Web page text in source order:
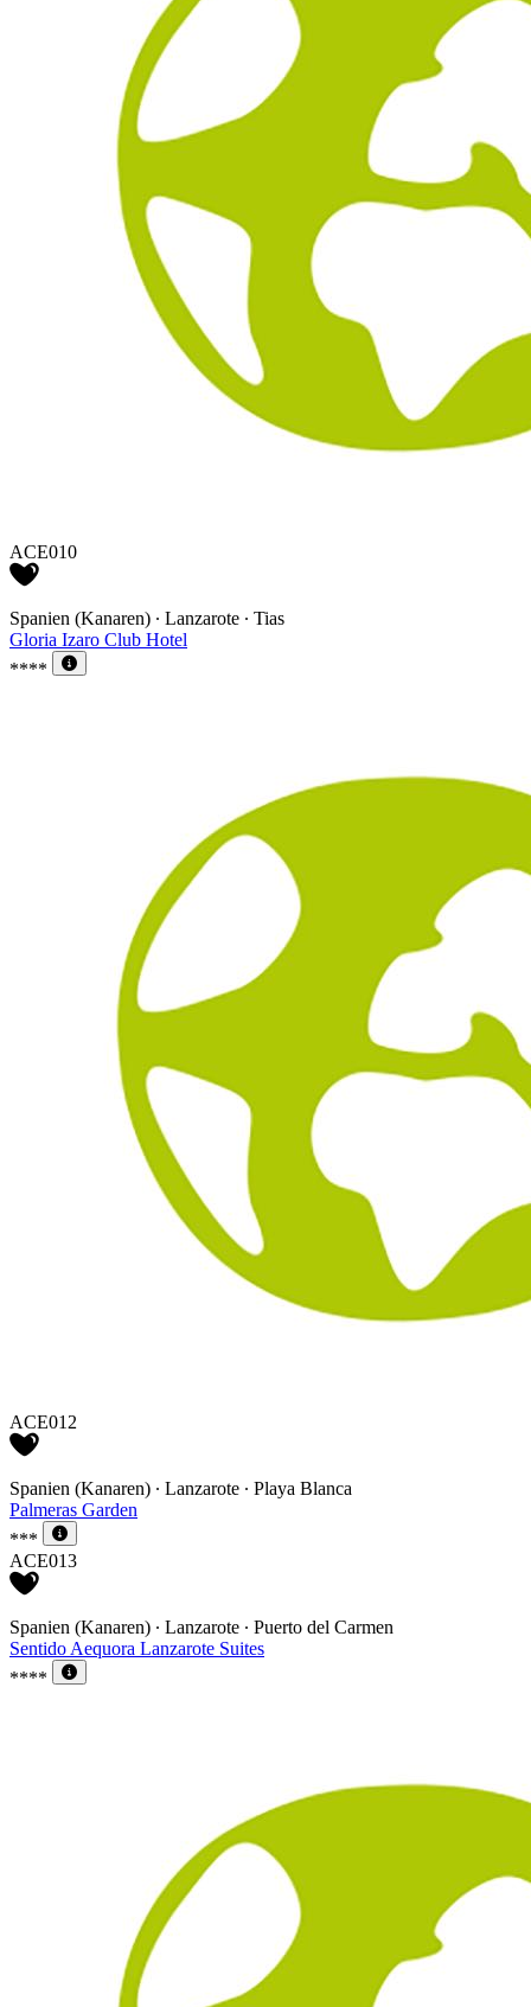
ACE010
Spanien (Kanaren) ∙ Lanzarote ∙ Tias
Gloria Izaro Club Hotel
****
ACE012
Spanien (Kanaren) ∙ Lanzarote ∙ Playa Blanca
Palmeras Garden
***
ACE013
Spanien (Kanaren) ∙ Lanzarote ∙ Puerto del Carmen
Sentido Aequora Lanzarote Suites
****